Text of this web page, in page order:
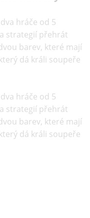
hráče od 5
strategií přehrát
barev, které mají
dá králi soupeře
hráče od 5
strategií přehrát
barev, které mají
dá králi soupeře